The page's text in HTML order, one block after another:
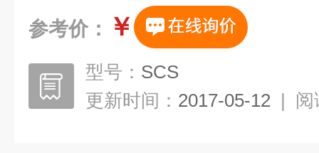
参考价： ￥
型号： SCS
更新时间： 2017-05-12 | 阅